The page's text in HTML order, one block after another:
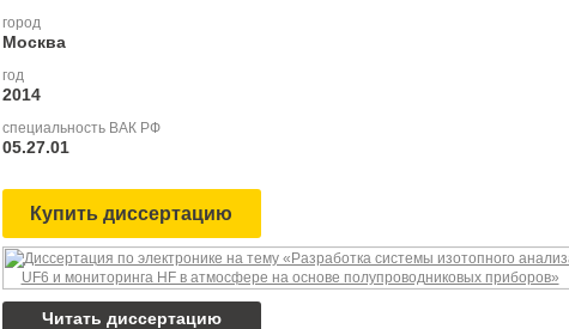
город
Москва
год
2014
специальность ВАК РФ
05.27.01
Купить диссертацию
Читать диссертацию